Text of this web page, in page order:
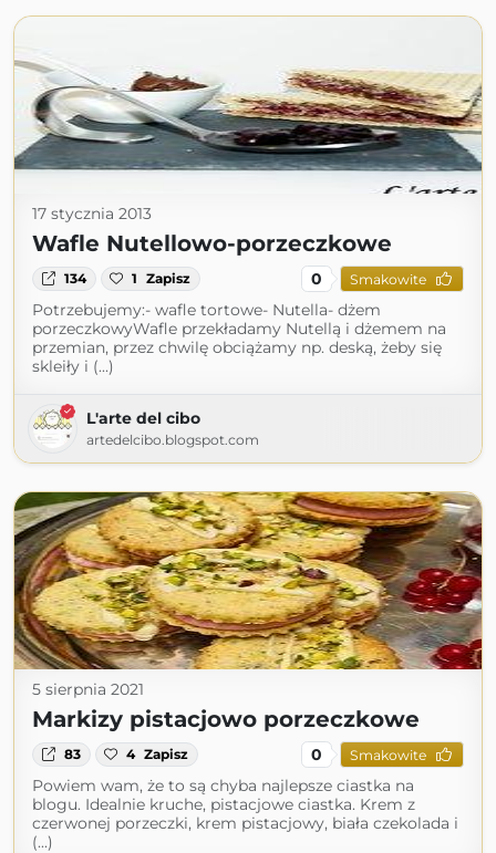
17 stycznia 2013
Wafle Nutellowo-porzeczkowe
134 1 Zapisz 0 Smakowite
Potrzebujemy:- wafle tortowe- Nutella- dżem
porzeczkowyWafle przekładamy Nutellą i dżemem na
przemian, przez chwilę obciążamy np. deską, żeby się
skleiły i (...)
L'arte del cibo
artedelcibo.blogspot.com
5 sierpnia 2021
Markizy pistacjowo porzeczkowe
83 4 Zapisz 0 Smakowite
Powiem wam, że to są chyba najlepsze ciastka na
blogu. Idealnie kruche, pistacjowe ciastka. Krem z
czerwonej porzeczki, krem pistacjowy, biała czekolada i
(...)